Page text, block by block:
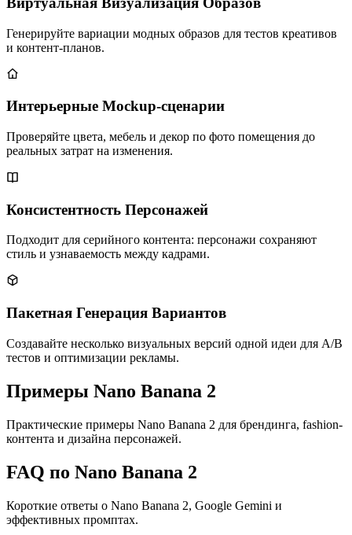
Генерируйте вариации модных образов для тестов креативов
и контент-планов.
Интерьерные Mockup-сценарии
Проверяйте цвета, мебель и декор по фото помещения до
реальных затрат на изменения.
Консистентность Персонажей
Подходит для серийного контента: персонажи сохраняют
стиль и узнаваемость между кадрами.
Пакетная Генерация Вариантов
Создавайте несколько визуальных версий одной идеи для A/B
тестов и оптимизации рекламы.
Примеры Nano Banana 2
Практические примеры Nano Banana 2 для брендинга, fashion-
контента и дизайна персонажей.
FAQ по Nano Banana 2
Короткие ответы о Nano Banana 2, Google Gemini и
эффективных промптах.